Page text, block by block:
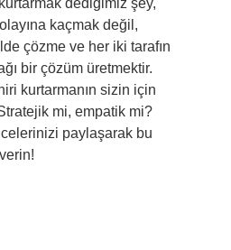
dediğimiz şey,
kaçmak değil,
çözme ve her iki tarafın
bir çözüm üretmektir.
kurtarmanın sizin için
mi, empatik mi?
paylaşarak bu